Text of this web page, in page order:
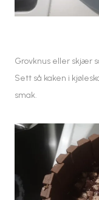
Grovknus eller skjær
Sett så kaken i
smak.